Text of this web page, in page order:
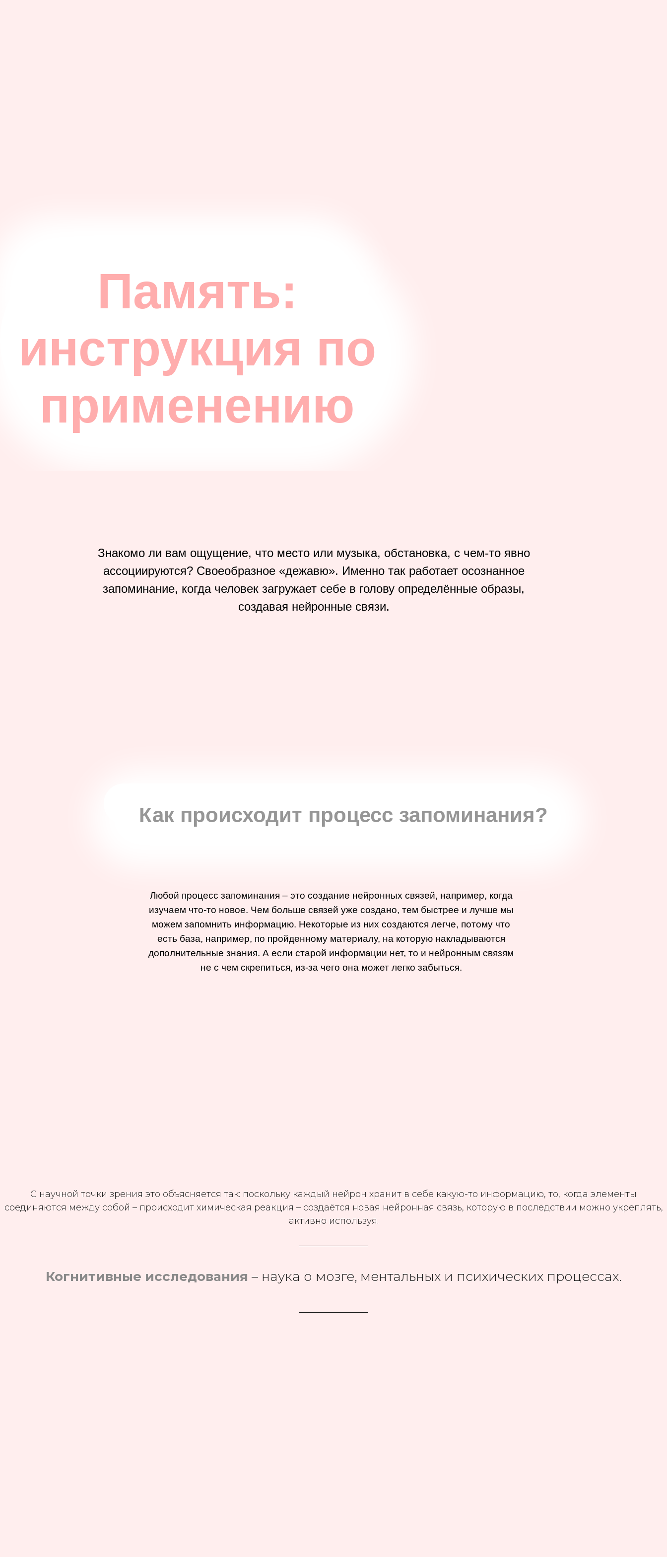
Память:
инструкция по
применению
Знакомо ли вам ощущение, что место или музыка, обстановка, с чем-то явно
ассоциируются? Своеобразное «дежавю». Именно так работает осознанное
запоминание, когда человек загружает себе в голову определённые образы,
создавая нейронные связи.
Как происходит процесс запоминания?
Любой процесс запоминания – это создание нейронных связей, например, когда
изучаем что-то новое. Чем больше связей уже создано, тем быстрее и лучше мы
можем запомнить информацию. Некоторые из них создаются легче, потому что
есть база, например, по пройденному материалу, на которую накладываются
дополнительные знания. А если старой информации нет, то и нейронным связям
не с чем скрепиться, из-за чего она может легко забыться.
С научной точки зрения это объясняется так: поскольку каждый нейрон хранит в себе какую-то информацию, то, когда элементы
соединяются между собой – происходит химическая реакция – создаётся новая нейронная связь, которую в последствии можно укреплять,
активно используя.
Когнитивные исследования – наука о мозге, ментальных и психических процессах.